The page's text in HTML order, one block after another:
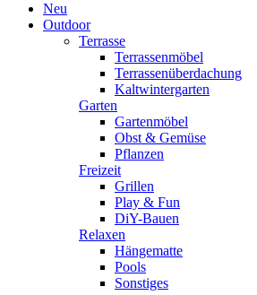
Neu
Outdoor
Terrasse
Terrassenmöbel
Terrassenüberdachung
Kaltwintergarten
Garten
Gartenmöbel
Obst & Gemüse
Pflanzen
Freizeit
Grillen
Play & Fun
DiY-Bauen
Relaxen
Hängematte
Pools
Sonstiges